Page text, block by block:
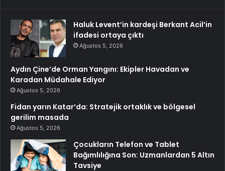
Haluk Levent’in kardeşi Berkant Acil’in
ifadesi ortaya çıktı
Ağustos 5, 2026
Aydın Çine’de Orman Yangını: Ekipler Havadan ve
Karadan Müdahale Ediyor
Ağustos 5, 2026
Fidan yarın Katar’da: Stratejik ortaklık ve bölgesel
gerilim masada
Ağustos 5, 2026
Çocukların Telefon ve Tablet
Bağımlılığına Son: Uzmanlardan 5 Altın
Tavsiye